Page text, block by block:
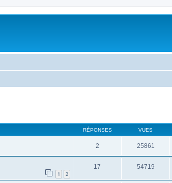
RÉPONSES VUES
2 25861
1 2
17 54719